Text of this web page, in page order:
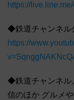
https://
◆鉄道チャンネル
https://
◆鉄道チャンネル
信のほか グルメ